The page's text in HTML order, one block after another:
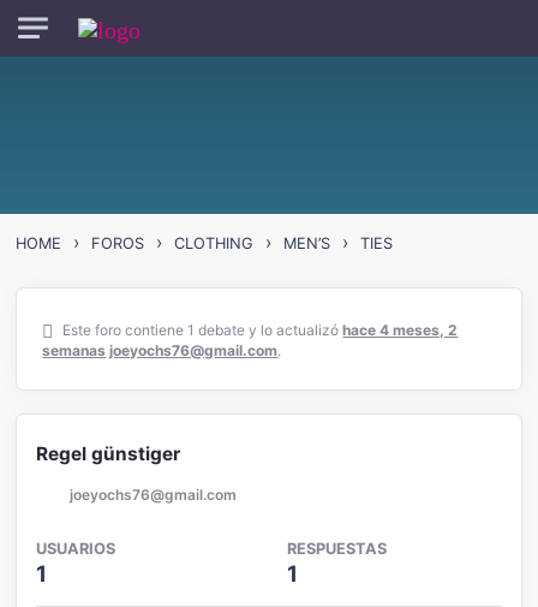
Skip to main content
HOME › FOROS › CLOTHING › MEN’S › TIES
Este foro contiene 1 debate y lo actualizóhace 4 meses, 2
semanas joeyochs76@gmail.com.
Regel günstiger
joeyochs76@gmail.com
USUARIOS
1
RESPUESTAS
1